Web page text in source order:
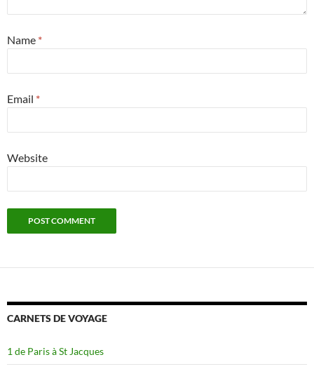
Name *
Email *
Website
CARNETS DE VOYAGE
1 de Paris à St Jacques